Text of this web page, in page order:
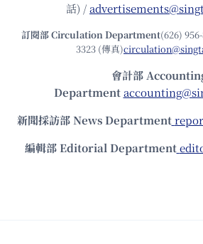
話) /
訂閱部 Circulation Department(626)
3323 (傳真)
會計部
Department
新聞採訪部 News Department
編輯部 Editorial Department